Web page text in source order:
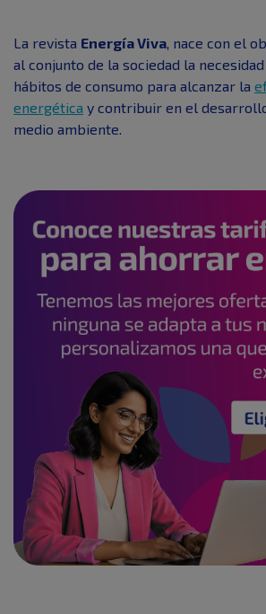
La revista Energía Viva, nace con el
al conjunto de la sociedad la
hábitos de consumo para alcanzar la
energética y contribuir en el
medio ambiente.